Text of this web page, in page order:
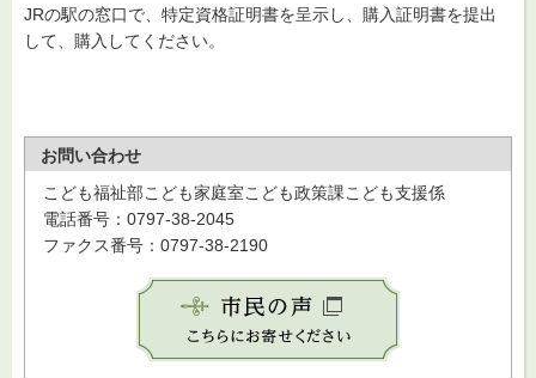
JRの駅の窓口で、特定資格証明書を呈示し、購入証明書を提出
して、購入してください。
お問い合わせ
こども福祉部こども家庭室こども政策課こども支援係
電話番号：0797-38-2045
ファクス番号：0797-38-2190